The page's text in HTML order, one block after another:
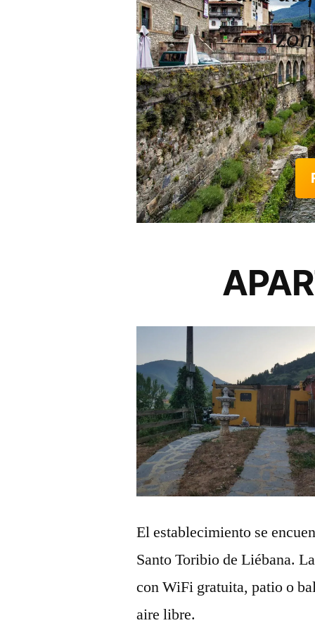
El establecimiento se
Santo Toribio de Liébana.
con WiFi gratuita, patio o
aire libre.